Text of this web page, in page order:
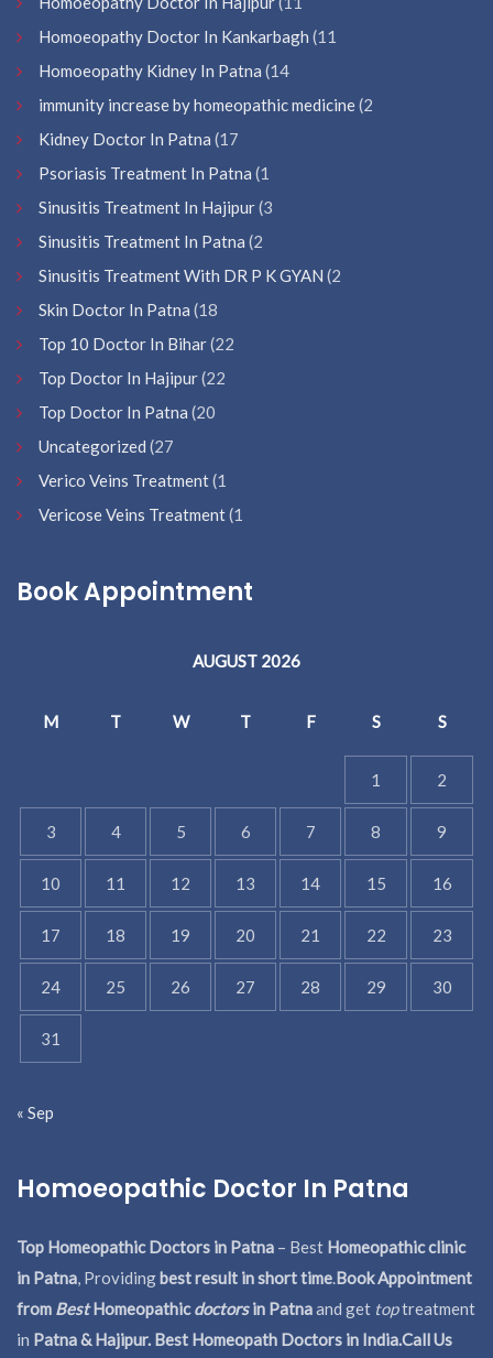
Homoeopathy Doctor In Kankarbagh (11
Homoeopathy Kidney In Patna (14
immunity increase by homeopathic medicine(2
Kidney Doctor In Patna (17
Psoriasis Treatment In Patna (1
Sinusitis Treatment In Hajipur(3
Sinusitis Treatment In Patna (2
Sinusitis Treatment With DR P K GYAN (2
Skin Doctor In Patna (18
Top 10 Doctor In Bihar(22
Top Doctor In Hajipur(22
Top Doctor In Patna (20
Uncategorized (27
Verico Veins Treatment(1
Vericose Veins Treatment(1
Book Appointment
AUGUST 2026
M T W T F S S
1 2
3 4 5 6 7 8 9
10 11 12 13 14 15 16
17 18 19 20 21 22 23
24 25 26 27 28 29 30
31
« Sep
Homoeopathic Doctor In Patna
Top Homeopathic Doctors in Patna – Best Homeopathic clinic
in Patna, Providingbest result in short time.Book Appointment
from BestHomeopathicdoctorsin Patnaand get toptreatment
in Patna & Hajipur. Best Homeopath Doctors in India.Call Us